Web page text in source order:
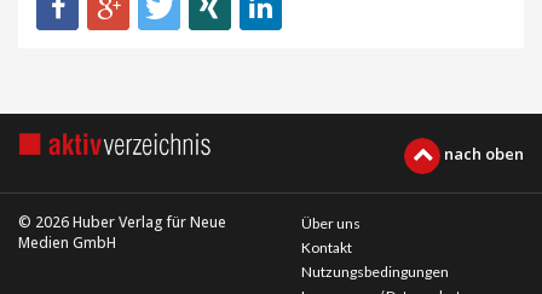
nach oben
© 2026 Huber Verlag für Neue
Medien GmbH
Über uns
Kontakt
Nutzungsbedingungen